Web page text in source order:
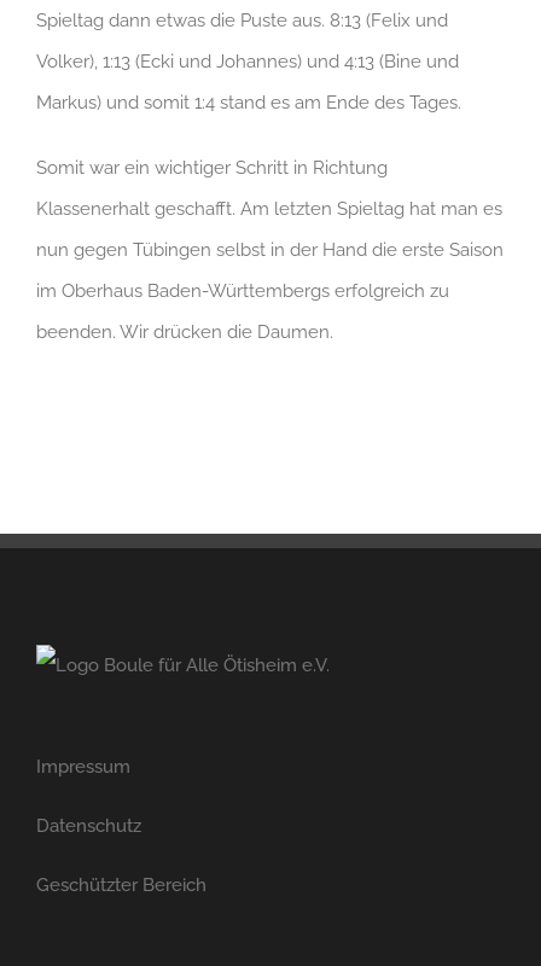
Spieltag dann etwas die Puste aus. 8:13 (Felix und
Volker), 1:13 (Ecki und Johannes) und 4:13 (Bine und
Markus) und somit 1:4 stand es am Ende des Tages.
Somit war ein wichtiger Schritt in Richtung
Klassenerhalt geschafft. Am letzten Spieltag hat man es
nun gegen Tübingen selbst in der Hand die erste Saison
im Oberhaus Baden-Württembergs erfolgreich zu
beenden. Wir drücken die Daumen.
Impressum
Datenschutz
Geschützter Bereich